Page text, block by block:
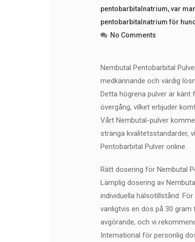
pentobarbitalnatrium,var
pentobarbitalnatrium för
No Comments
Nembutal Pentobarbital
medkännande och värdig
Detta högrena pulver är
övergång, vilket erbjuder
Vårt Nembutal-pulver
stränga kvalitetsstandarder,
Pentobarbital Pulver online
Rätt dosering för Nembutal
Lämplig dosering av
individuella hälsotillstånd.
vanligtvis en dos på 30
avgörande, och vi
International för personlig